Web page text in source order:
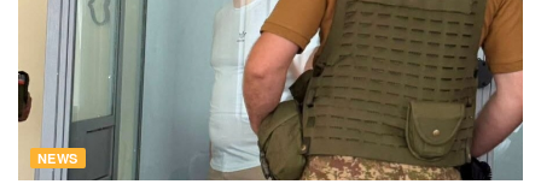
NEWS